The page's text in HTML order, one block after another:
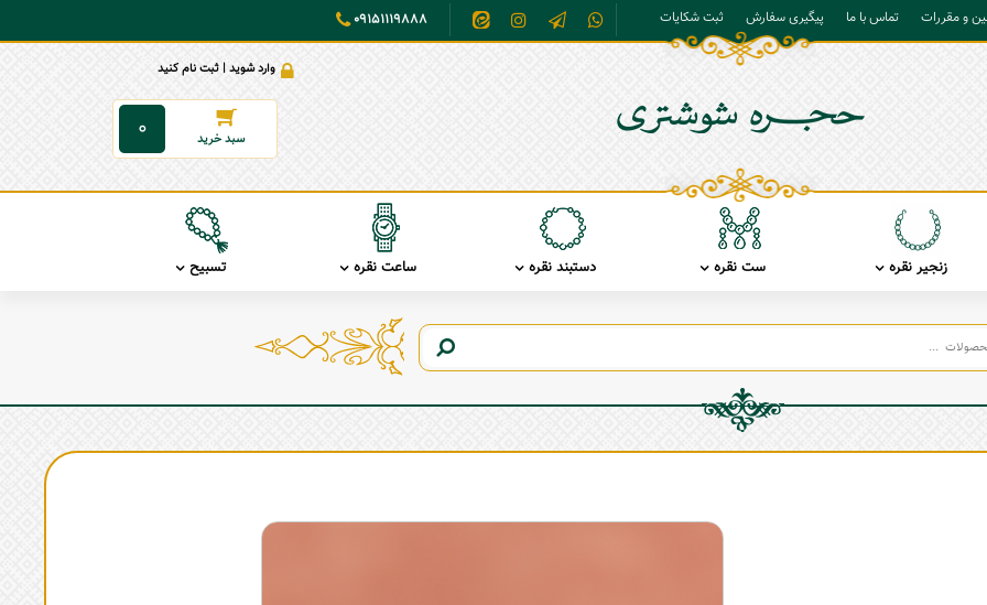
و مقررات تماس با ما پیگیری سفارش ثبت شکایات 09151119888
وارد شوید | ثبت نام کنید
0
زنجیر نقره ست نقره دستبند نقره ساعت نقره تسبیح